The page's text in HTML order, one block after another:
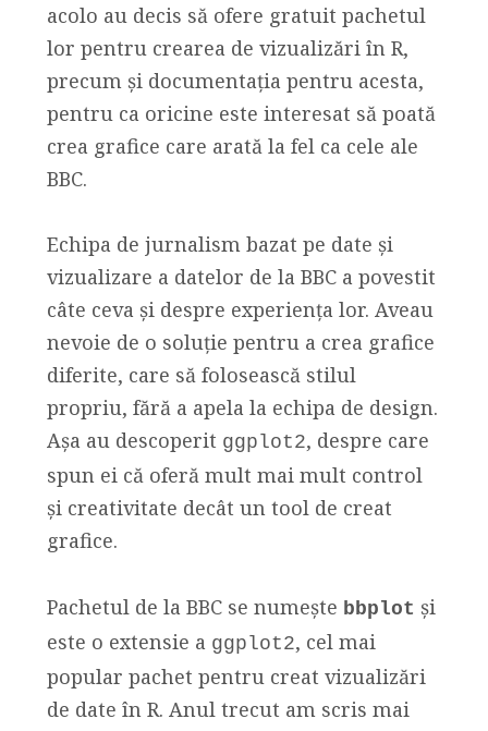
acolo au decis să ofere gratuit pachetul
lor pentru crearea de vizualizări în R,
precum și documentația pentru acesta,
pentru ca oricine este interesat să poată
crea grafice care arată la fel ca cele ale
BBC.
Echipa de jurnalism bazat pe date și
vizualizare a datelor de la BBC a povestit
câte ceva și despre experiența lor. Aveau
nevoie de o soluție pentru a crea grafice
diferite, care să folosească stilul
propriu, fără a apela la echipa de design.
Așa au descoperit ggplot2, despre care
spun ei că oferă mult mai mult control
și creativitate decât un tool de creat
grafice.
Pachetul de la BBC se numește bbplot și
este o extensie a ggplot2, cel mai
popular pachet pentru creat vizualizări
de date în R. Anul trecut am scris mai